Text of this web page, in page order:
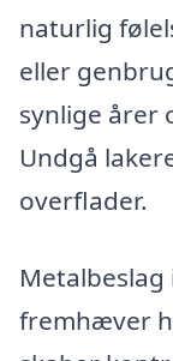
naturlig
eller
synlige årer
Undgå
overflader.
fremhæver